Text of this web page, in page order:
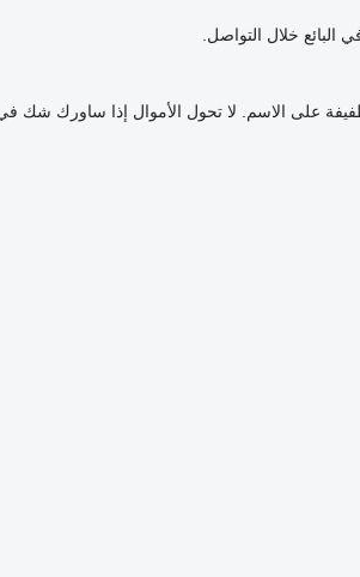
خلال التواصل.
على الاسم. لا تحول الأموال إذا ساورك شك